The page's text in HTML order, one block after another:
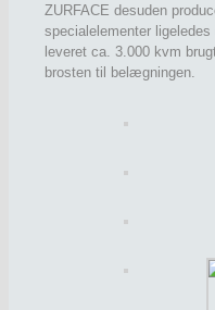
ZURFACE desuden
specialelementer
leveret ca. 3.000 kvm
brosten til belægningen.